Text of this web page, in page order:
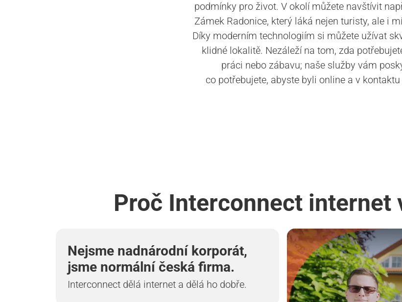
podmínky pro život. V okolí můžete navštívit
Zámek Radonice, který láká nejen turisty, ale i
Díky moderním technologiím si můžete užívat
klidné lokalitě. Nezáleží na tom, zda
práci nebo zábavu; naše služby vám
co potřebujete, abyste byli online a v
Proč Interconnect internet
Nejsme nadnárodní korporát,
jsme normální česká firma.
Interconnect dělá internet a dělá ho dobře.